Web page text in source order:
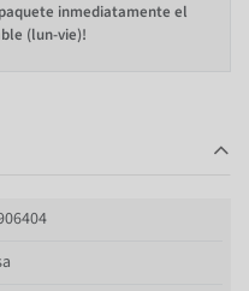
inmediatamente el
(lun-vie)!